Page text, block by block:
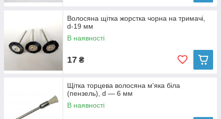
Волосяна щітка жорстка чорна на тримачі,
d-19 мм
В наявності
17 ₴
Щітка торцева волосяна м'яка біла
(пензель), d — 6 мм
В наявності